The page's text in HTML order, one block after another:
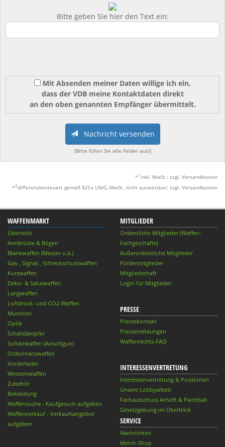
Bitte geben Sie hier den Text ein:
Mit Absenden meiner Daten willige ich ein,
dass der VDB meine Kontaktdaten direkt
an den oben genannten Empfänger übermittelt.
Nachricht versenden
(Bitte füllen Sie alle Felder aus!)
* 1 inkl. MwSt.; zzgl. Versandkosten
*2differenzbesteuert gemäß §25a UStG.;MwSt. nicht ausweisbar; zzgl. Versandkosten
WAFFENMARKT
Übersicht
Armbrüste & Bögen
Blankwaffen (Messer u.ä.)
Gas-, Signal-, Schreckschusswaffen
Kurzwaffen
Deko- & Salutwaffen
Langwaffen
Luftdruck- und CO2-Waffen
Munition
Optik
Schalldämpfer
Softairwaffen (Airsoftgun)
Ordonnanzwaffen
Vorderlader
Westernwaffen
Zubehör
Bekleidung
Waffensuche - Kaufgesuch aufgeben
Waffenverkauf - Verkaufsangebot
aufgeben
MITGLIEDER
Ordentliche Mitglieder (Waffen-
Fachgeschäfte)
Außerordentliche Mitglieder
Fördermitglieder
Mitgliedschaft
Login für Mitglieder
PRESSE
Pressekontakt
Pressemeldungen
Waffenrechts-FAQ
INTERESSENVERTRETUNG
Interessenvertretung & Positionen
Unsere Lobbyarbeit
Fachausschuss Airsoft & Paintball
Gesetzgebung im Überblick
SERVICE
Nachrichten
Merch-Shop